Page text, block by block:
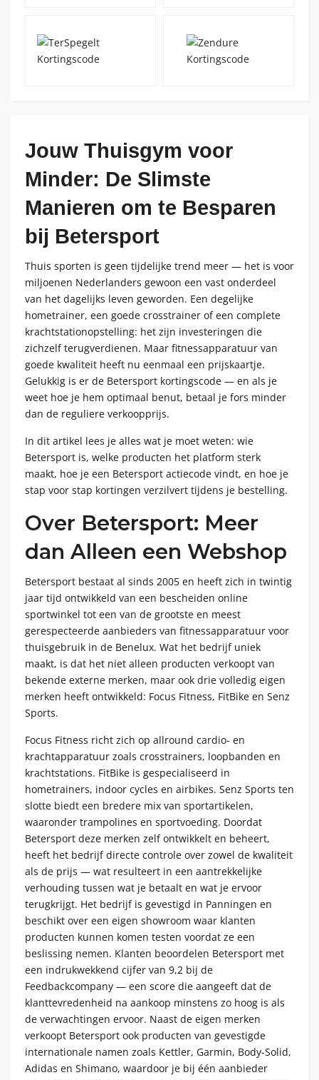
Jouw Thuisgym voor
Minder: De Slimste
Manieren om te Besparen
bij Betersport
Thuis sporten is geen tijdelijke trend meer — het is voor
miljoenen Nederlanders gewoon een vast onderdeel
van het dagelijks leven geworden. Een degelijke
hometrainer, een goede crosstrainer of een complete
krachtstationopstelling: het zijn investeringen die
zichzelf terugverdienen. Maar fitnessapparatuur van
goede kwaliteit heeft nu eenmaal een prijskaartje.
Gelukkig is er de Betersport kortingscode — en als je
weet hoe je hem optimaal benut, betaal je fors minder
dan de reguliere verkoopprijs.
In dit artikel lees je alles wat je moet weten: wie
Betersport is, welke producten het platform sterk
maakt, hoe je een Betersport actiecode vindt, en hoe je
stap voor stap kortingen verzilvert tijdens je bestelling.
Over Betersport: Meer
dan Alleen een Webshop
Betersport bestaat al sinds 2005 en heeft zich in twintig
jaar tijd ontwikkeld van een bescheiden online
sportwinkel tot een van de grootste en meest
gerespecteerde aanbieders van fitnessapparatuur voor
thuisgebruik in de Benelux. Wat het bedrijf uniek
maakt, is dat het niet alleen producten verkoopt van
bekende externe merken, maar ook drie volledig eigen
merken heeft ontwikkeld: Focus Fitness, FitBike en Senz
Sports.
Focus Fitness richt zich op allround cardio- en
krachtapparatuur zoals crosstrainers, loopbanden en
krachtstations. FitBike is gespecialiseerd in
hometrainers, indoor cycles en airbikes. Senz Sports ten
slotte biedt een bredere mix van sportartikelen,
waaronder trampolines en sportvoeding. Doordat
Betersport deze merken zelf ontwikkelt en beheert,
heeft het bedrijf directe controle over zowel de kwaliteit
als de prijs — wat resulteert in een aantrekkelijke
verhouding tussen wat je betaalt en wat je ervoor
terugkrijgt. Het bedrijf is gevestigd in Panningen en
beschikt over een eigen showroom waar klanten
producten kunnen komen testen voordat ze een
beslissing nemen. Klanten beoordelen Betersport met
een indrukwekkend cijfer van 9,2 bij de
Feedbackcompany — een score die aangeeft dat de
klanttevredenheid na aankoop minstens zo hoog is als
de verwachtingen ervoor. Naast de eigen merken
verkoopt Betersport ook producten van gevestigde
internationale namen zoals Kettler, Garmin, Body-Solid,
Adidas en Shimano, waardoor je bij één aanbieder